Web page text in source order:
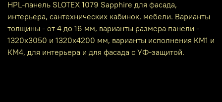
HPL-панель SLOTEX 1079 Sapphire для фасада,
интерьера, сантехнических кабинок, мебели. Варианты
толщины - от 4 до 16 мм, варианты размера панели -
1320х3050 и 1320х4200 мм, варианты исполнения КМ1 и
КМ4, для интерьера и для фасада с УФ-защитой.